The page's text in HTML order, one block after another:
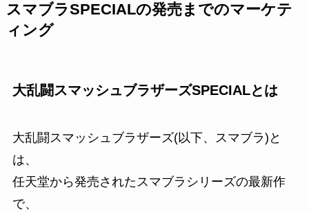
スマブラSPECIALの発売までのマーケテ
ィング
大乱闘スマッシュブラザーズSPECIALとは
大乱闘スマッシュブラザーズ(以下、スマブラ)と
は、
任天堂から発売されたスマブラシリーズの最新作
で、